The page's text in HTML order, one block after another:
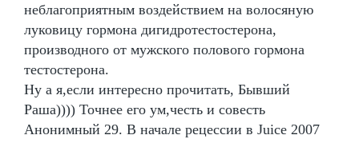
неблагоприятным воздействием на волосяную
луковицу гормона дигидротестостерона,
производного от мужского полового гормона
тестостерона.
Ну а я,если интересно прочитать, Бывший
Раша)))) Точнее его ум,честь и совесть
Анонимный 29. В начале рецессии в Juice 2007